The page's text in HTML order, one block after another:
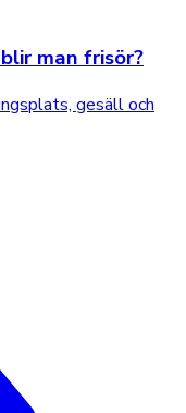
man frisör?
gesäll och